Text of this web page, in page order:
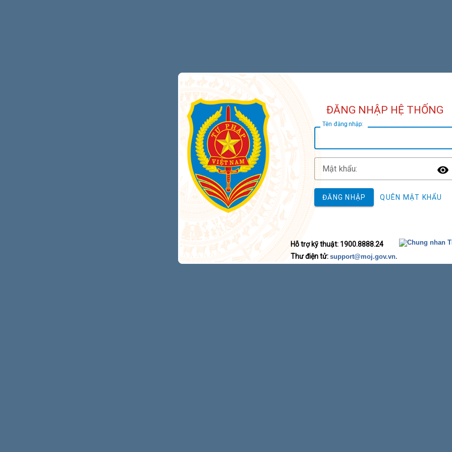
ĐĂNG NHẬP HỆ THỐNG
Tên đăng nhập:
Mật khẩu:
ĐĂNG NHẬP QUÊN MẬT KHẨU
Hỗ trợ kỹ thuật: 1900.8888.24
Thư điện tử: support@moj.gov.vn.